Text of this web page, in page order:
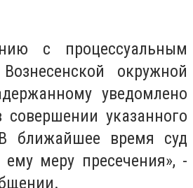
с процессуальным
окружной
уведомлено
указанного
ближайшее время суд
ему меру пресечения», -